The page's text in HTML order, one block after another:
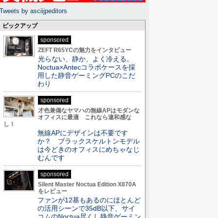
Tweets by asciijpeditors
ピックアップ
sponsored
ZEFT R65YCの魅力をインタビュー
光らない、静か、よく冷える。
Noctua×Antecコラボケースを採
用した静音ゲーミングPCのこだ
わり
sponsored
才色兼備なヤマハの無線APはモダンな
オフィスに最適 これなら違和感な
し！
無線APにデザインは不要です
か？ ブラックスケルトンモデル
は今どきのオフィスにめちゃなじ
むんです
sponsored
Silent Master Noctua Edition X870A
をレビュー
ファンが12基もあるのにほとんど
の活用シーンで35dB以下、サイ